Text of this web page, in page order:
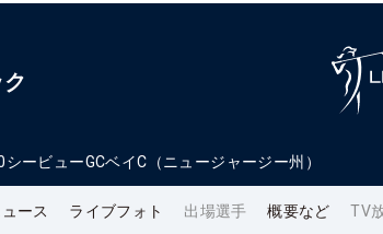
シービューGCベイC（ニュージャージー州）
ース ライブフォト 出場選手 概要など TV